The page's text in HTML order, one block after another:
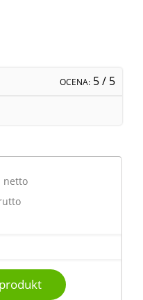
OCENA: 5/ 5
netto